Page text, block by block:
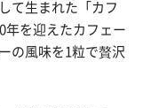
て生まれた「カフ
年を迎えたカフェー
の風味を1粒で贅沢